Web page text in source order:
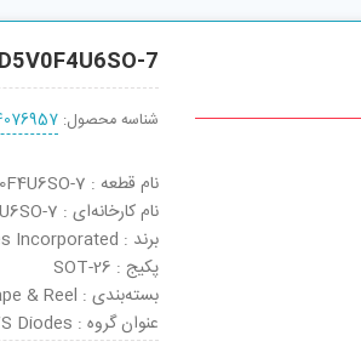
D5V0F4U6SO-7
شناسه محصول:
نام قطعه : D5V0F4U6SO-7
نام کارخانه‌ای : D5V0F4U6SO-7
برند : Diodes Incorporated
پکیج : SOT-26
بسته‌بندی : Tape & Reel
عنوان گروه : ESD Suppressors / TVS Diodes